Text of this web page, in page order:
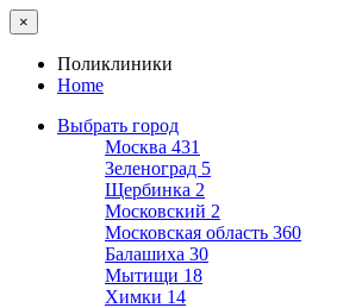
×
Поликлиники
Home
Выбрать город
Москва 431
Зеленоград 5
Щербинка 2
Московский 2
Московская область 360
Балашиха 30
Мытищи 18
Химки 14